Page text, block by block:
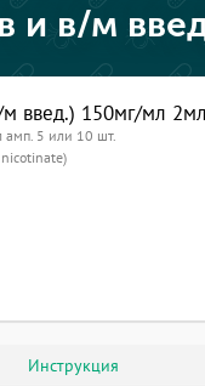
и в/м
м введ.) 150мг/мл
5 или 10 шт.
nicotinate)
Инструкция